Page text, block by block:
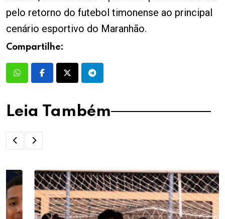
pelo retorno do futebol timonense ao principal
cenário esportivo do Maranhão.
Compartilhe:
Leia Também